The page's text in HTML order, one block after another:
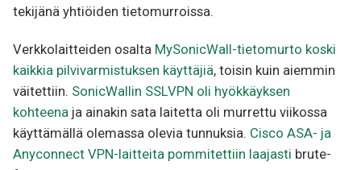
tekijänä yhtiöiden tietomurroissa.
Verkkolaitteiden osalta MySonicWall-tietomurto koski
kaikkia pilvivarmistuksen käyttäjiä, toisin kuin aiemmin
väitettiin. SonicWallin SSLVPN oli hyökkäyksen
kohteena ja ainakin sata laitetta oli murrettu viikossa
käyttämällä olemassa olevia tunnuksia. Cisco ASA- ja
Anyconnect VPN-laitteita pommitettiin laajasti brute-